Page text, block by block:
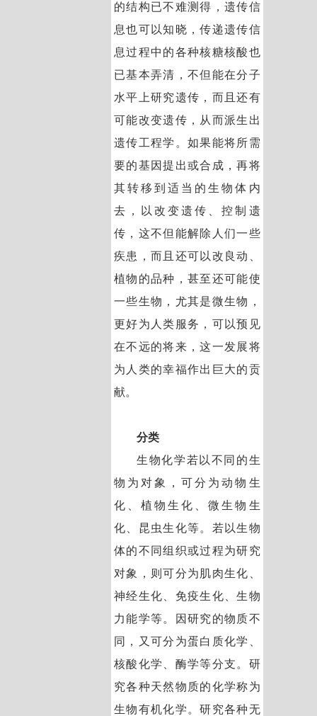
的结构已不难测得，遗传信
息也可以知晓，传递遗传信
息过程中的各种核糖核酸也
已基本弄清，不但能在分子
水平上研究遗传，而且还有
可能改变遗传，从而派生出
遗传工程学。如果能将所需
要的基因提出或合成，再将
其转移到适当的生物体内
去，以改变遗传、控制遗
传，这不但能解除人们一些
疾患，而且还可以改良动、
植物的品种，甚至还可能使
一些生物，尤其是微生物，
更好为人类服务，可以预见
在不远的将来，这一发展将
为人类的幸福作出巨大的贡
献。
分类
生物化学若以不同的生
物为对象，可分为动物生
化、植物生化、微生物生
化、昆虫生化等。若以生物
体的不同组织或过程为研究
对象，则可分为肌肉生化、
神经生化、免疫生化、生物
力能学等。因研究的物质不
同，又可分为蛋白质化学、
核酸化学、酶学等分支。研
究各种天然物质的化学称为
生物有机化学。研究各种无